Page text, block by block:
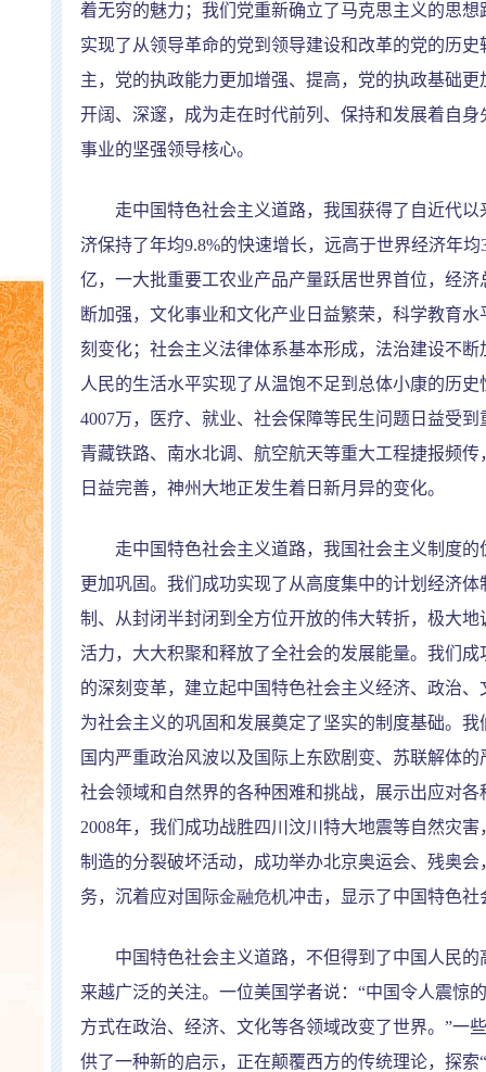
着无穷的魅力；我们党重新确立了马克思主义的思
实现了从领导革命的党到领导建设和改革的党的历
主，党的执政能力更加增强、提高，党的执政基础
开阔、深邃，成为走在时代前列、保持和发展着自身
事业的坚强领导核心。
走中国特色社会主义道路，我国获得了自近代以
济保持了年均9.8%的快速增长，远高于世界经济年均
亿，一大批重要工农业产品产量跃居世界首位，经
断加强，文化事业和文化产业日益繁荣，科学教育
刻变化；社会主义法律体系基本形成，法治建设不
人民的生活水平实现了从温饱不足到总体小康的历
4007万，医疗、就业、社会保障等民生问题日益受
青藏铁路、南水北调、航空航天等重大工程捷报频
日益完善，神州大地正发生着日新月异的变化。
走中国特色社会主义道路，我国社会主义制度的
更加巩固。我们成功实现了从高度集中的计划经济
制、从封闭半封闭到全方位开放的伟大转折，极大
活力，大大积聚和释放了全社会的发展能量。我们
的深刻变革，建立起中国特色社会主义经济、政治
为社会主义的巩固和发展奠定了坚实的制度基础。我
国内严重政治风波以及国际上东欧剧变、苏联解体
社会领域和自然界的各种困难和挑战，展示出应对
2008年，我们成功战胜四川汶川特大地震等自然灾
制造的分裂破坏活动，成功举办北京奥运会、残奥
务，沉着应对国际金融危机冲击，显示了中国特色
中国特色社会主义道路，不但得到了中国人民的
来越广泛的关注。一位美国学者说： “中国令人震惊
方式在政治、经济、文化等各领域改变了世界。 ”一
供了一种新的启示，正在颠覆西方的传统理论，探索“